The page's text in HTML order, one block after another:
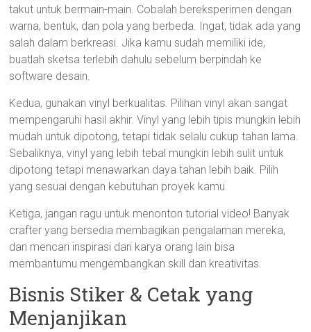
takut untuk bermain-main. Cobalah bereksperimen dengan
warna, bentuk, dan pola yang berbeda. Ingat, tidak ada yang
salah dalam berkreasi. Jika kamu sudah memiliki ide,
buatlah sketsa terlebih dahulu sebelum berpindah ke
software desain.
Kedua, gunakan vinyl berkualitas. Pilihan vinyl akan sangat
mempengaruhi hasil akhir. Vinyl yang lebih tipis mungkin lebih
mudah untuk dipotong, tetapi tidak selalu cukup tahan lama.
Sebaliknya, vinyl yang lebih tebal mungkin lebih sulit untuk
dipotong tetapi menawarkan daya tahan lebih baik. Pilih
yang sesuai dengan kebutuhan proyek kamu.
Ketiga, jangan ragu untuk menonton tutorial video! Banyak
crafter yang bersedia membagikan pengalaman mereka,
dan mencari inspirasi dari karya orang lain bisa
membantumu mengembangkan skill dan kreativitas.
Bisnis Stiker & Cetak yang
Menjanjikan